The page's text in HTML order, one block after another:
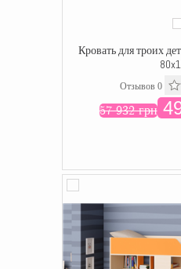
Кровать для троих
Отзывов 0
57 932 грн